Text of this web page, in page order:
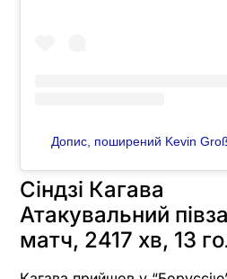
Допис, поширений Kevin
Сіндзі Кагава
Атакувальний
матч, 2417 хв, 13